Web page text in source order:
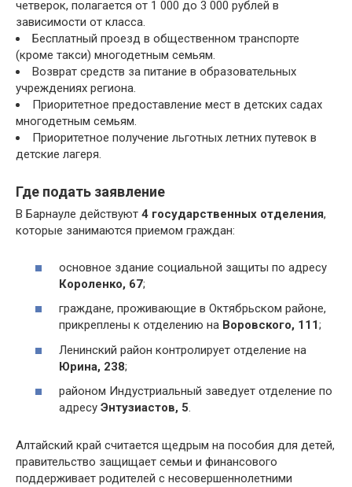
четверок, полагается от 1 000 до 3 000 рублей в
зависимости от класса.
Бесплатный проезд в общественном транспорте
(кроме такси) многодетным семьям.
Возврат средств за питание в образовательных
учреждениях региона.
Приоритетное предоставление мест в детских садах
многодетным семьям.
Приоритетное получение льготных летних путевок в
детские лагеря.
Где подать заявление
В Барнауле действуют 4 государственных отделения,
которые занимаются приемом граждан:
основное здание социальной защиты по адресу
Короленко, 67;
граждане, проживающие в Октябрьском районе,
прикреплены к отделению на Воровского, 111;
Ленинский район контролирует отделение на
Юрина, 238;
районом Индустриальный заведует отделение по
адресу Энтузиастов, 5.
Алтайский край считается щедрым на пособия для детей,
правительство защищает семьи и финансового
поддерживает родителей с несовершеннолетними